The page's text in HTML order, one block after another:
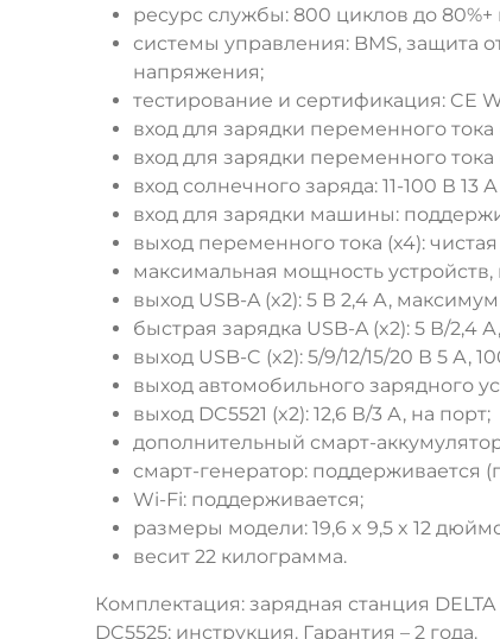
ресурс службы: 800 циклов до
системы управления: BMS, защита
напряжения;
тестирование и сертификация: CE
вход для зарядки переменного
вход для зарядки переменного
вход солнечного заряда: 11-100 В
вход для зарядки машины:
выход переменного тока (x4):
максимальная мощность
выход USB-A (x2): 5 В 2,4 А, максимум
быстрая зарядка USB-A (x2): 5 В/2,4
выход USB-C (x2): 5/9/12/15/20 В 5 А,
выход автомобильного зарядного
выход DC5521 (x2): 12,6 В/3 А, на порт;
дополнительный смарт-
смарт-генератор: поддерживается
Wi-Fi: поддерживается;
размеры модели: 19,6 x 9,5 x 12
весит 22 килограмма.
Комплектация: зарядная станция
DC5525; инструкция. Гарантия – 2 года.